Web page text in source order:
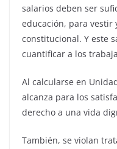
salarios deben ser
educación, para vestir
constitucional. Y este
cuantificar a los
Al calcularse en
alcanza para los
derecho a una vida
También, se violan